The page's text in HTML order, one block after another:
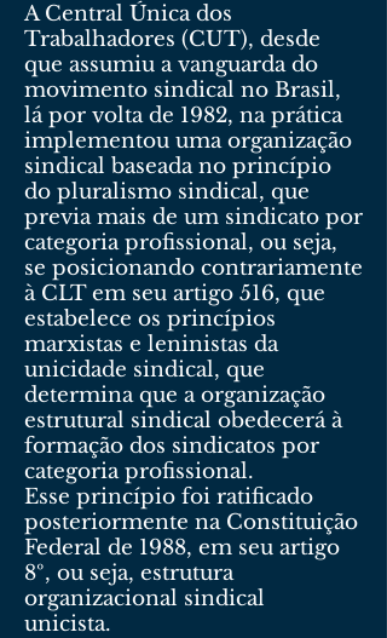
A Central Única dos
Trabalhadores (CUT), desde
que assumiu a vanguarda do
movimento sindical no Brasil,
lá por volta de 1982, na prática
implementou uma organização
sindical baseada no princípio
do pluralismo sindical, que
previa mais de um sindicato por
categoria profissional, ou seja,
se posicionando contrariamente
à CLT em seu artigo 516, que
estabelece os princípios
marxistas e leninistas da
unicidade sindical, que
determina que a organização
estrutural sindical obedecerá à
formação dos sindicatos por
categoria profissional.
Esse princípio foi ratificado
posteriormente na Constituição
Federal de 1988, em seu artigo
8º, ou seja, estrutura
organizacional sindical
unicista.